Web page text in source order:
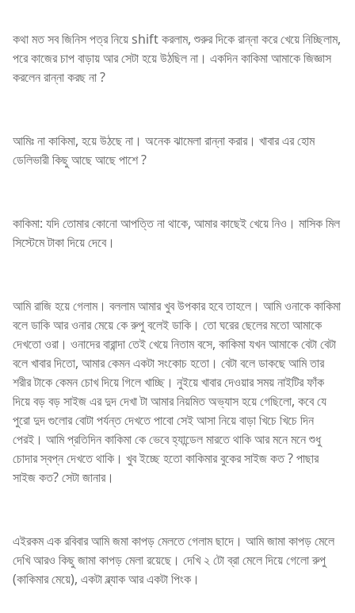
কথা মত সব জিনিস পত্র নিয়ে shift করলাম, শুরুর দিকে রান্না করে খেয়ে নিচ্ছিলাম,
পরে কাজের চাপ বাড়ায় আর সেটা হয়ে উঠছিল না। একদিন কাকিমা আমাকে জিজ্ঞাস
করলেন রান্না করছ না ?
আমিঃ না কাকিমা, হয়ে উঠছে না। অনেক ঝামেলা রান্না করার। খাবার এর হোম
ডেলিভারী কিছু আছে আছে পাশে ?
কাকিমা: যদি তোমার কোনো আপত্তি না থাকে, আমার কাছেই খেয়ে নিও। মাসিক মিল
সিস্টেমে টাকা দিয়ে দেবে।
আমি রাজি হয়ে গেলাম। বললাম আমার খুব উপকার হবে তাহলে। আমি ওনাকে কাকিমা
বলে ডাকি আর ওনার মেয়ে কে রুপু বলেই ডাকি। তো ঘরের ছেলের মতো আমাকে
দেখতো ওরা। ওনাদের বারান্দা তেই খেয়ে নিতাম বসে, কাকিমা যখন আমাকে বেটা বেটা
বলে খাবার দিতো, আমার কেমন একটা সংকোচ হতো। বেটা বলে ডাকছে আমি তার
শরীর টাকে কেমন চোখ দিয়ে গিলে খাচ্ছি। নুইয়ে খাবার দেওয়ার সময় নাইটির ফাঁক
দিয়ে বড় বড় সাইজ এর দুদ দেখা টা আমার নিয়মিত অভ্যাস হয়ে গেছিলো, কবে যে
পুরো দুদ গুলোর বোটা পর্যন্ত দেখতে পাবো সেই আসা নিয়ে বাড়া খিচে খিচে দিন
পেরই। আমি প্রতিদিন কাকিমা কে ভেবে হ্যান্ডেল মারতে থাকি আর মনে মনে শুধু
চোদার স্বপ্ন দেখতে থাকি। খুব ইচ্ছে হতো কাকিমার বুকের সাইজ কত ? পাছার
সাইজ কত? সেটা জানার।
এইরকম এক রবিবার আমি জমা কাপড় মেলতে গেলাম ছাদে। আমি জামা কাপড় মেলে
দেখি আরও কিছু জামা কাপড় মেলা রয়েছে। দেখি ২ টো ব্রা মেলে দিয়ে গেলো রুপু
(কাকিমার মেয়ে), একটা ব্ল্যাক আর একটা পিংক।